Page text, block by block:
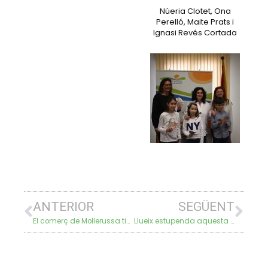
Núeria Clotet, Ona
Perelló, Maite Prats i
Ignasi Revés Cortada
ANTERIOR
El comerç de Mollerussa tindrà venda en línia a partir de finals del mes d’abril
SEGÜENT
Llueix estupenda aquesta Festa Major!